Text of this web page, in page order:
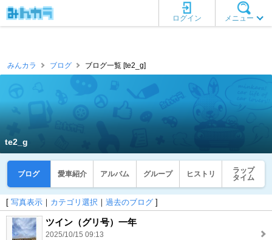
メニュー
ログイン
みんカラ ブログ ブログ一覧 [te2_g]
te2_g
ブログ 愛車紹介 アルバム グループ ヒストリ
ラップ
タイム
[ 写真表示 ｜ カテゴリ選択 ｜ 過去のブログ ]
ツイン（グリ号）一年
2025/10/15 09:13